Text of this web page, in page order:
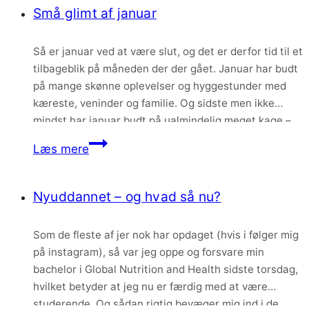
februar
Små glimt af januar
Så er januar ved at være slut, og det er derfor tid til et
tilbageblik på måneden der der gået. Januar har budt
på mange skønne oplevelser og hyggestunder med
kæreste, veninder og familie. Og sidste men ikke
mindst har januar budt på ualmindelig meget kage –
så meget at jeg lige måtte sætte en…
Læs mereSmå
januar
Nyuddannet – og hvad så nu?
Som de fleste af jer nok har opdaget (hvis i følger mig
på instagram), så var jeg oppe og forsvare min
bachelor i Global Nutrition and Health sidste torsdag,
hvilket betyder at jeg nu er færdig med at være
studerende. Og sådan rigtig bevæger mig ind i de